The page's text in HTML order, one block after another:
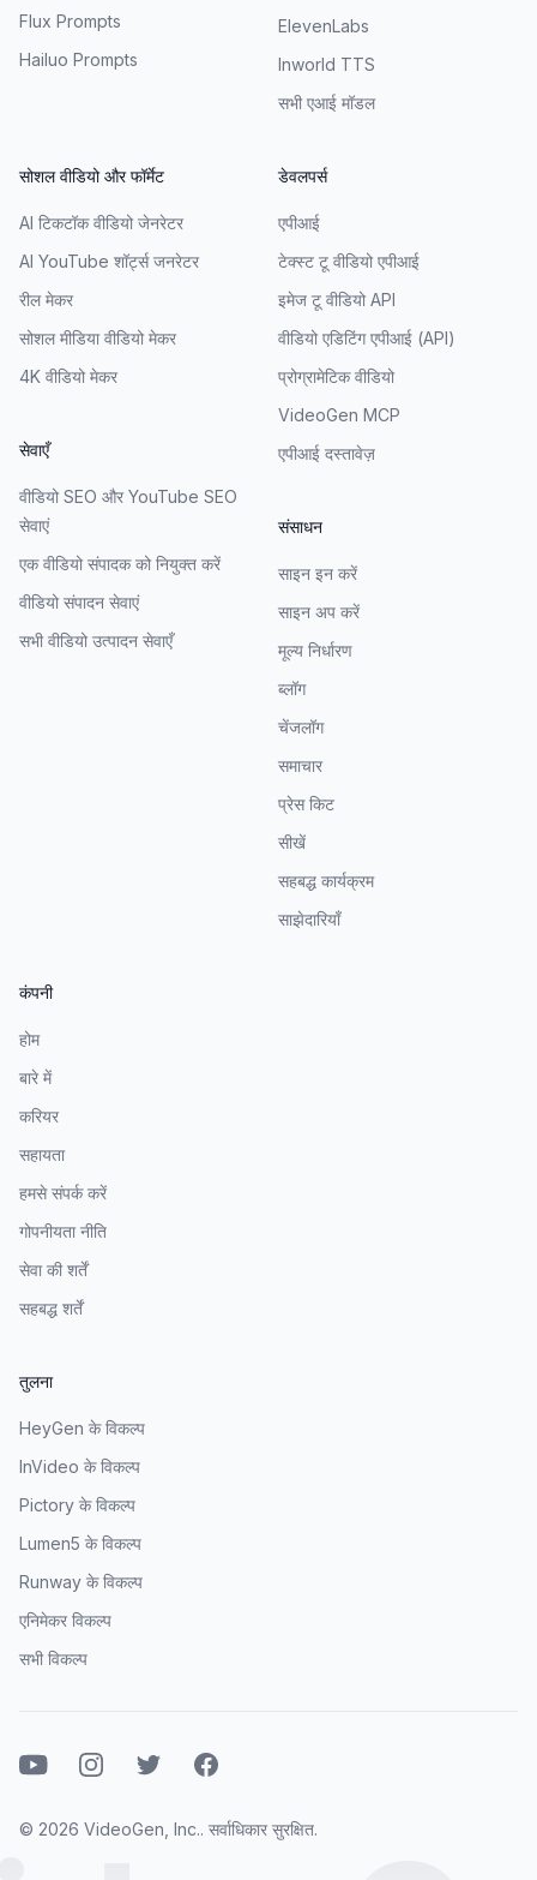
Flux Prompts
Hailuo Prompts
ElevenLabs
Inworld TTS
सभी एआई मॉडल
सोशल वीडियो और फॉर्मेट
AI टिकटॉक वीडियो जेनरेटर
AI YouTube शॉर्ट्स जनरेटर
रील मेकर
सोशल मीडिया वीडियो मेकर
4K वीडियो मेकर
सेवाएँ
वीडियो SEO और YouTube SEO
सेवाएं
एक वीडियो संपादक को नियुक्त करें
वीडियो संपादन सेवाएं
सभी वीडियो उत्पादन सेवाएँ
डेवलपर्स
एपीआई
टेक्स्ट टू वीडियो एपीआई
इमेज टू वीडियो API
वीडियो एडिटिंग एपीआई (API)
प्रोग्रामेटिक वीडियो
VideoGen MCP
एपीआई दस्तावेज़
संसाधन
साइन इन करें
साइन अप करें
मूल्य निर्धारण
ब्लॉग
चेंजलॉग
समाचार
प्रेस किट
सीखें
सहबद्ध कार्यक्रम
साझेदारियाँ
कंपनी
होम
बारे में
करियर
सहायता
हमसे संपर्क करें
गोपनीयता नीति
सेवा की शर्तें
सहबद्ध शर्तें
तुलना
HeyGen के विकल्प
InVideo के विकल्प
Pictory के विकल्प
Lumen5 के विकल्प
Runway के विकल्प
एनिमेकर विकल्प
सभी विकल्प
यूट्यूब इंस्टाग्रामट्विटर फेसबुक
© 2026 VideoGen, Inc.. सर्वाधिकार सुरक्षित.